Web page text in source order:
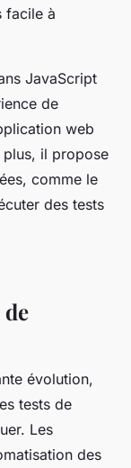
facile à
JavaScript
de
web
plus, il propose
comme le
des tests
évolution,
tests de
Les
des